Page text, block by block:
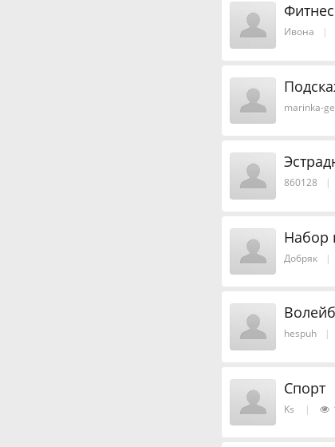
Ивона |
marinka-
860128 |
Набор
Добряк |
hespuh |
Спорт
Ks |